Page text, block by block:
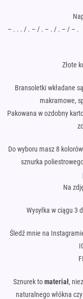
– . . . / . – / . – . / . – / –
Złote
Bransoletki wkładane
makramowe,
Pakowana w ozdobny
Do wyboru masz 8
sznurka
Na
Wysyłka w ciągu 3
Śledź mnie na
Sznurek tomateriał,
naturalnego włókna